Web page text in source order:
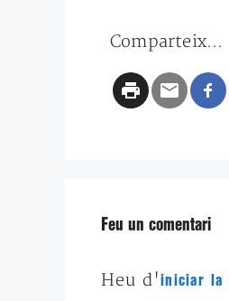
Comparteix...
Feu un comentari
Heu d'iniciar la